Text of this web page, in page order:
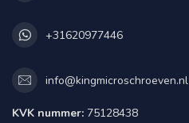
+31620977446
info@kingmicroschroeven.nl
KVK nummer: 75128438